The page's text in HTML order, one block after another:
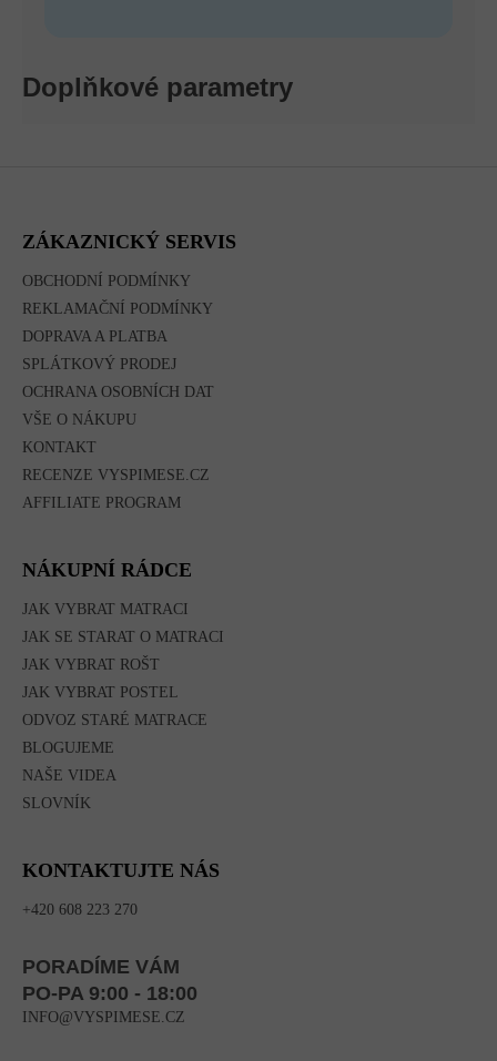
Doplňkové parametry
ZÁKAZNICKÝ SERVIS
OBCHODNÍ PODMÍNKY
REKLAMAČNÍ PODMÍNKY
DOPRAVA A PLATBA
SPLÁTKOVÝ PRODEJ
OCHRANA OSOBNÍCH DAT
VŠE O NÁKUPU
KONTAKT
RECENZE VYSPIMESE.CZ
AFFILIATE PROGRAM
NÁKUPNÍ RÁDCE
JAK VYBRAT MATRACI
JAK SE STARAT O MATRACI
JAK VYBRAT ROŠT
JAK VYBRAT POSTEL
ODVOZ STARÉ MATRACE
BLOGUJEME
NAŠE VIDEA
SLOVNÍK
KONTAKTUJTE NÁS
+420 608 223 270
PORADÍME VÁM
PO-PA 9:00 - 18:00
INFO@VYSPIMESE.CZ